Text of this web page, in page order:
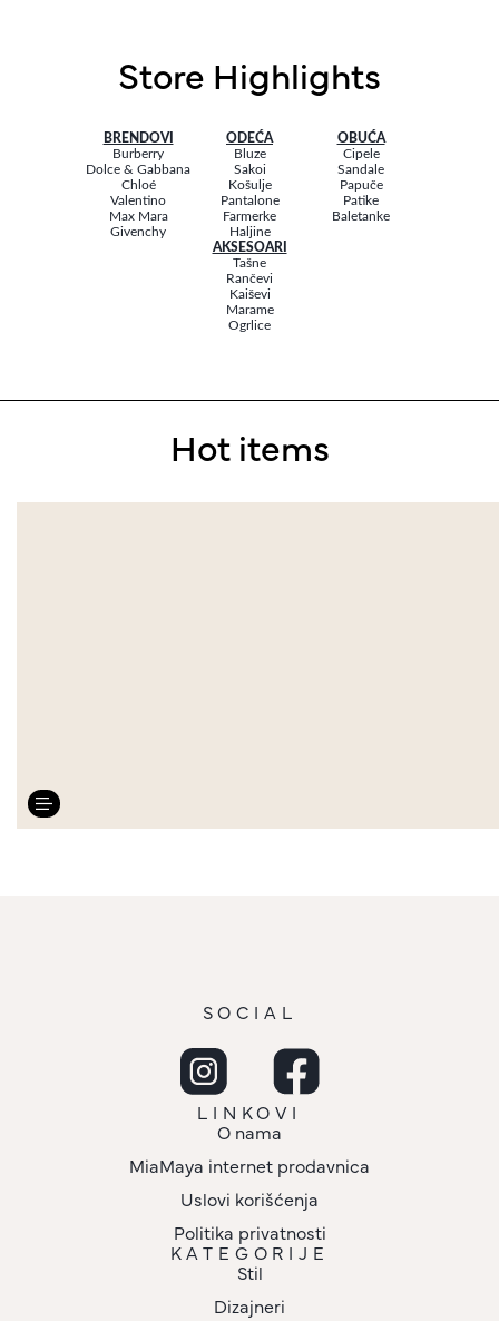
Store Highlights
BRENDOVI
Burberry
Dolce & Gabbana
Chloé
Valentino
Max Mara
Givenchy
ODEĆA
Bluze
Sakoi
Košulje
Pantalone
Farmerke
Haljine
OBUĆA
Cipele
Sandale
Papuče
Patike
Baletanke
AKSESOARI
Tašne
Rančevi
Kaiševi
Marame
Ogrlice
Hot items
LINKOVI
O nama
MiaMaya internet prodavnica
Uslovi korišćenja
Politika privatnosti
SOCIAL
KATEGORIJE
Stil
Dizajneri